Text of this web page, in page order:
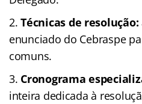
Técnicas de resolução:
enunciado do Cebraspe
comuns.
Cronograma
inteira dedicada à